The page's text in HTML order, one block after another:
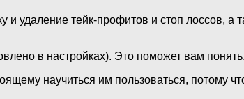
и удаление тейк-профитов и стоп лоссов, а
в настройках). Это поможет вам
научиться им пользоваться, потому